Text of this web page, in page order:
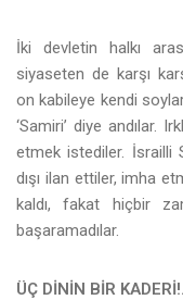
İki devletin halkı
siyaseten de karşı
on kabileye kendi
‘Samiri’ diye andılar.
etmek istediler. İsrailli
dışı ilan ettiler, imha
kaldı, fakat hiçbir
başaramadılar.
ÜÇ DİNİN BİR